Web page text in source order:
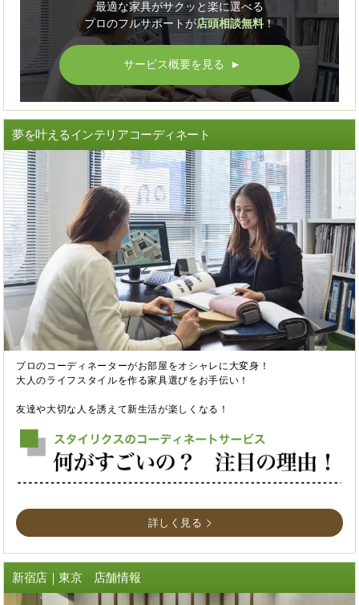
最適な家具がサクッと楽に選べる
プロのフルサポートが店頭相談無料！
サービス概要を見る ▲
夢を叶えるインテリアコーディネート
プロのコーディネーターがお部屋をオシャレに大変身！
大人のライフスタイルを作る家具選びをお手伝い！
友達や大切な人を誘えて新生活が楽しくなる！
詳しく見る
新宿店｜東京 店舗情報